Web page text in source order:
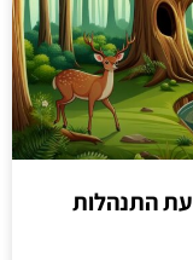
התנהלות